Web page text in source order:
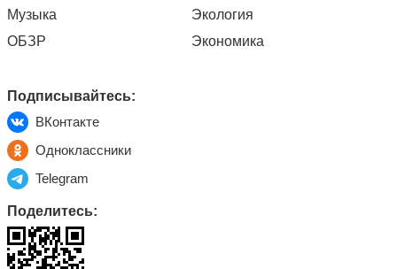
Музыка
ОБЗР
Экология
Экономика
Подписывайтесь:
ВКонтакте
Одноклассники
Telegram
Поделитесь: